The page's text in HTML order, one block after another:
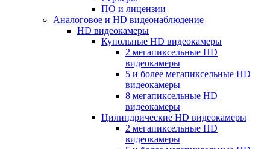
ПО и лицензии
Аналоговое и HD видеонаблюдение
HD видеокамеры
Купольные HD видеокамеры
2 мегапиксельные HD
видеокамеры
5 и более мегапиксельные HD
видеокамеры
8 мегапиксельные HD
видеокамеры
Цилиндрические HD видеокамеры
2 мегапиксельные HD
видеокамеры